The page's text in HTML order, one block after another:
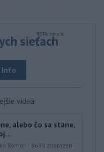
sieťach
Info
videá
alebo čo sa stane,
Roman | 8699 zobrazení